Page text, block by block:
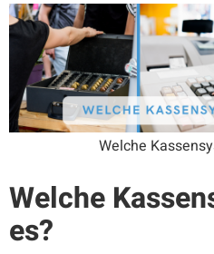
Welche
Welche
es?